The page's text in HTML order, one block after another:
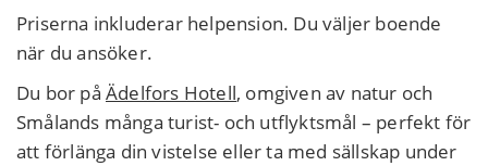
Priserna inkluderar helpension. Du väljer boende
när du ansöker.
Du bor på Ädelfors Hotell, omgiven av natur och
Smålands många turist- och utflyktsmål – perfekt för
att förlänga din vistelse eller ta med sällskap under